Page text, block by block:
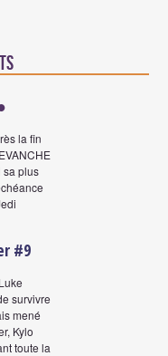
la fin
sa plus
#9
survivre
mené
Kylo
toute la